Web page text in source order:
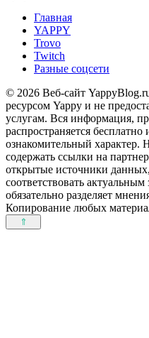
Главная
YAPPY
Trovo
Twitch
Разные соцсети
© 2026 Веб-сайт
ресурсом Yappy и не
услугам. Вся информация,
распространяется
ознакомительный характер.
содержать ссылки на
открытые источники
соответствовать
обязательно разделяет
Копирование любых